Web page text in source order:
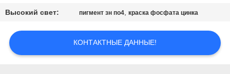
НАМИ
ЗАПРОСИТЕ
ЦИТАТУ
Высокий свет: пигмент зн по4,краска фосфата цинка
КОНТАКТНЫЕ ДАННЫЕ!